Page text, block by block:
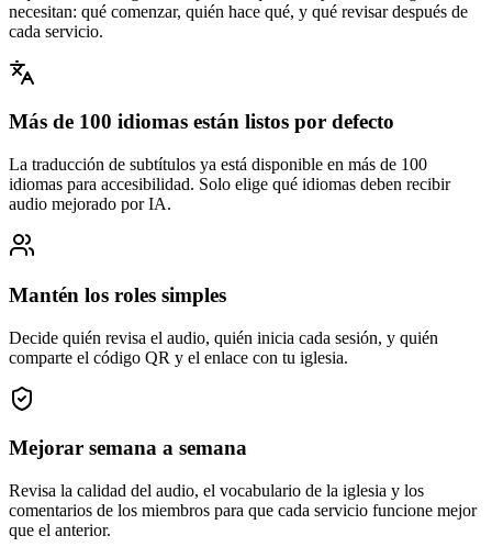
necesitan: qué comenzar, quién hace qué, y qué revisar después de
cada servicio.
Más de 100 idiomas están listos por defecto
La traducción de subtítulos ya está disponible en más de 100
idiomas para accesibilidad. Solo elige qué idiomas deben recibir
audio mejorado por IA.
Mantén los roles simples
Decide quién revisa el audio, quién inicia cada sesión, y quién
comparte el código QR y el enlace con tu iglesia.
Mejorar semana a semana
Revisa la calidad del audio, el vocabulario de la iglesia y los
comentarios de los miembros para que cada servicio funcione mejor
que el anterior.